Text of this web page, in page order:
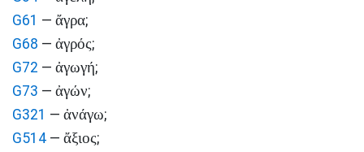
G61 — ἄγρα;
G68 — ἀγρός;
G72 — ἀγωγή;
G73 — ἀγών;
G321 — ἀνάγω;
G514 — ἄξιος;